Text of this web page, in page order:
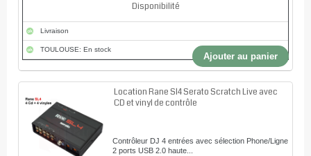
Disponibilité
Livraison
TOULOUSE: En stock
Ajouter au panier
Location Rane Sl4 Serato Scratch Live avec
CD et vinyl de contrôle
Contrôleur DJ 4 entrées avec sélection Phone/Ligne
2 ports USB 2.0 haute...